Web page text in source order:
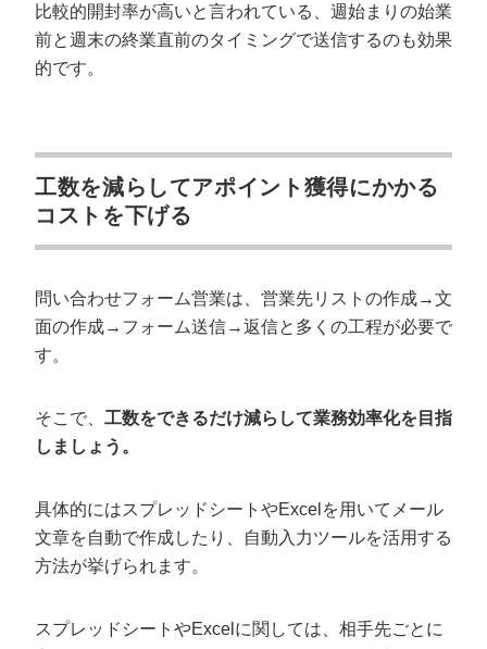
プロに無料相談をする
StockSun株式会社 〒160-0023 東京都新宿区西新宿3丁目8番3号 新
都心丸善ビル7階
サイトマッププライバシーポリシー
比較的開封率が高いと言われている、週始まりの始業
前と週末の終業直前のタイミングで送信するのも効果
的です。
工数を減らしてアポイント獲得にかかる
コストを下げる
問い合わせフォーム営業は、営業先リストの作成→文
面の作成→フォーム送信→返信と多くの工程が必要で
す。
そこで、 工数をできるだけ減らして業務効率化を目指
しましょう。
具体的にはスプレッドシートやExcelを用いてメール
文章を自動で作成したり、自動入力ツールを活用する
方法が挙げられます。
スプレッドシートやExcelに関しては、相手先ごとに